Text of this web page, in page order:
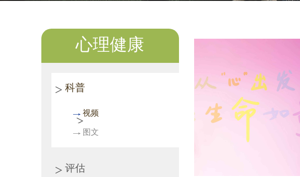
心理健康
科普
视频
图文
评估